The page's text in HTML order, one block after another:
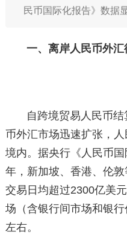
民币国际化报告》数据
一、离岸人民币外
自跨境贸易人民币
币外汇市场迅速扩张，
境内。据央行《人民币
年，新加坡、香港、伦
交易日均超过2300亿美
场（含银行间市场和银
左右。